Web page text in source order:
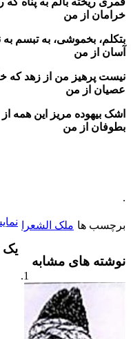
خرامان از من
بتکلم، بخموشی، به
آسان از من
نیست پرهیز من از زهد
عصیان از من
اشک بیهوده مریز این
بطوفان از من
.
برچسب ها ملک الشعرا
نوشته های مشابه
یک